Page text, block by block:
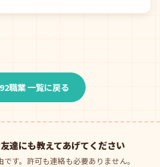
職業 一覧に戻る
達にも教えてあげてください
す。許可も連絡も必要ありません。